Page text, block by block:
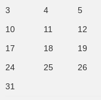
3
4 5
10
11 12
17
18 19
24
25 26
31